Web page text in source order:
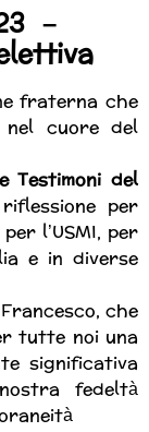
–
fraterna che
nel cuore del
Testimoni del
per
l’USMI, per
e in diverse
che
tutte noi una
significativa
fedeltà